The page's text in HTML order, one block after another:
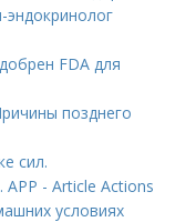
FDA для
позднего
сил.
- Article Actions
условиях